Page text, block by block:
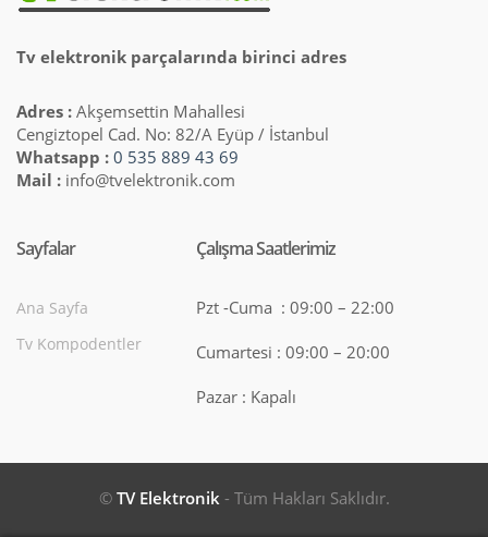
Tv elektronik parçalarında birinci adres
Adres : Akşemsettin Mahallesi
Cengiztopel Cad. No: 82/A Eyüp / İstanbul
Whatsapp : 0 535 889 43 69
Mail : info@tvelektronik.com
Sayfalar
Ana Sayfa
Tv Kompodentler
Çalışma Saatlerimiz
Pzt -Cuma : 09:00 – 22:00
Cumartesi : 09:00 – 20:00
Pazar : Kapalı
© TV Elektronik- Tüm Hakları Saklıdır.